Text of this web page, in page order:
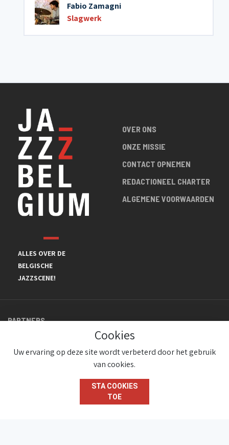
Fabio Zamagni
Slagwerk
ALLES OVER DE
BELGISCHE
JAZZSCENE!
OVER ONS
ONZE MISSIE
CONTACT OPNEMEN
REDACTIONEEL CHARTER
ALGEMENE VOORWAARDEN
PARTNERS
© JazzInBelgium 2026 ( Version 1.1.2)
Cookies
Uw ervaring op deze site wordt verbeterd door het gebruik
van cookies.
STA COOKIES
TOE